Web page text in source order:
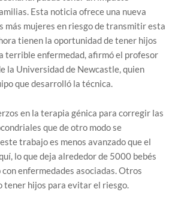
Esta noticia ofrece una nueva
más mujeres en riesgo de transmitir esta
tienen la oportunidad de tener hijos
terrible enfermedad, afirmó el profesor
la Universidad de Newcastle, quien
que desarrolló la técnica.
en la terapia génica para corregir las
que de otro modo se
trabajo es menos avanzado que el
lo que deja alrededor de 5000 bebés
con enfermedades asociadas. Otros
tener hijos para evitar el riesgo.